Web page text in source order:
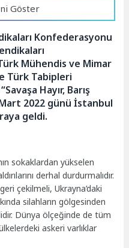
Göster
Konfederasyonu
Mühendis ve Mimar
Türk Tabipleri
Hayır, Barış
2022 günü İstanbul
geldi.
sokaklardan yükselen
derhal durdurmalıdır.
çekilmeli, Ukrayna’daki
silahların gölgesinden
Dünya ölçeğinde de tüm
askeri varlıklar